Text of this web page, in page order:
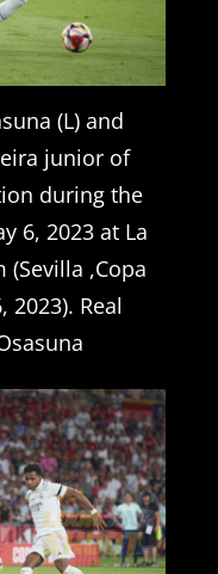
(L) and
junior of
during the
6, 2023 at La
(Sevilla ,Copa
2023). Real